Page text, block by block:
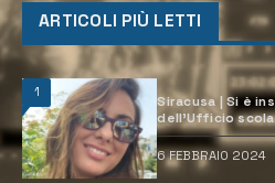
ARTICOLI PIÙ LETTI
1
Siracusa | Si è
dell’Ufficio
6 FEBBRAIO 2024